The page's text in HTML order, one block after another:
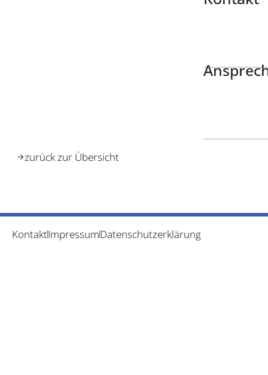
zurück zur Übersicht
KontaktImpressumDatenschutzerklärung